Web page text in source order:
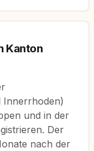
Kanton
Innerrhoden)
und in der
Der
nach der